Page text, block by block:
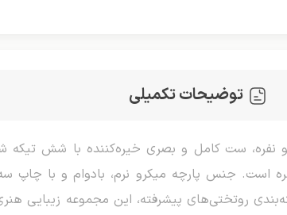
توضیحات تکمیلی
است. جنس پارچه میکرو نرم، بادوام و با چاپ
روتختی‌های پیشرفته، این مجموعه زیبایی